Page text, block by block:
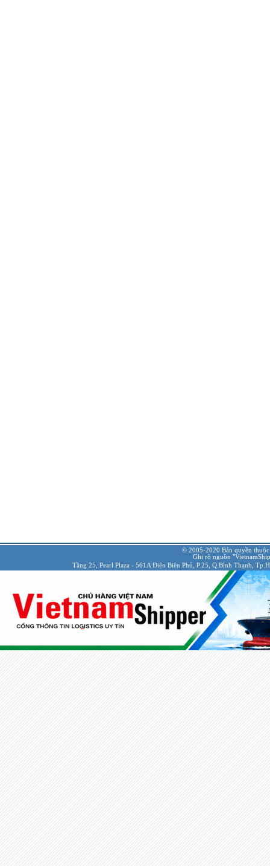
© 2005-2020 Bản quyền
Ghi rõ nguồn
Tầng 25, Pearl Plaza - 561A Điện Biên Phủ, P.25, Q.Bình Thạnh,